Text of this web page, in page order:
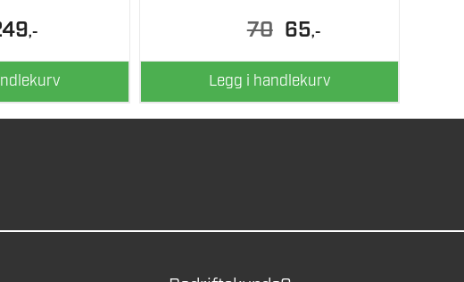
,- 70
Opprinnelig
pris
var:
70.
65pris
er:
65.
,-
Legg i handlekurv